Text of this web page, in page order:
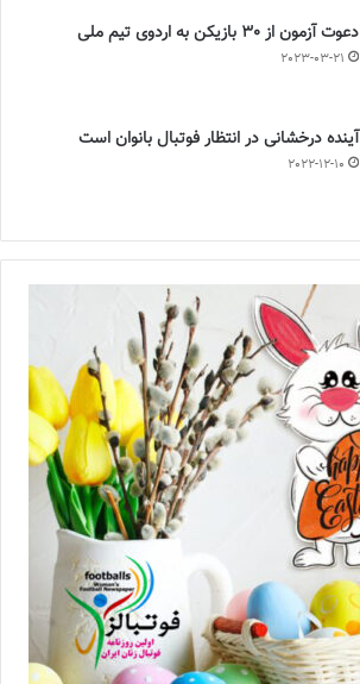
دعوت آزمون از 30 بازیکن به اردوی تیم ملی
2023-03-21
آینده درخشانی در انتظار فوتبال بانوان است
2022-12-10